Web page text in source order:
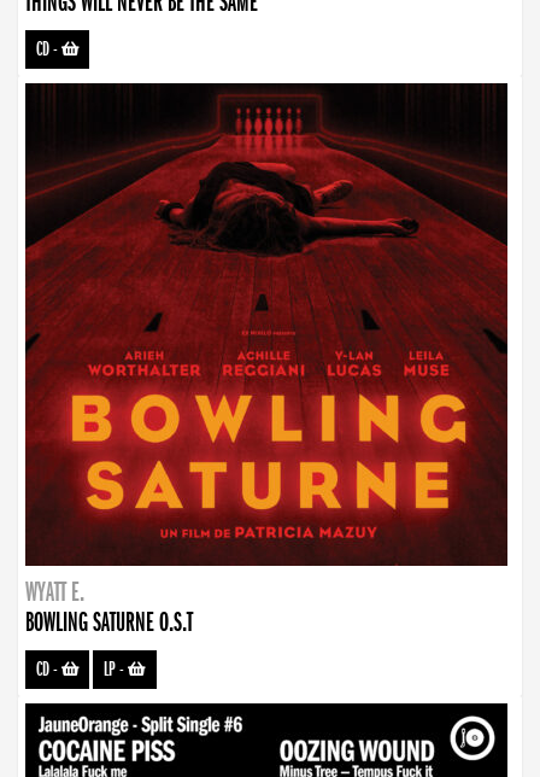
CD-
WYATT E.
BOWLING SATURNE O.S.T
CD- LP-